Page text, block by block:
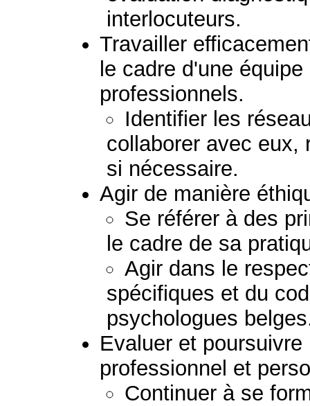
interlocuteurs.
Travailler
le cadre d'une
professionnels.
Identifier les
collaborer avec eux,
si nécessaire.
Agir de manière
Se référer à des
le cadre de sa
Agir dans le
spécifiques et du
psychologues
Evaluer et
professionnel et
Continuer à se